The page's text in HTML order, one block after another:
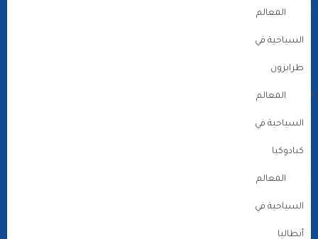
المعالم
السياحية في
طرابزون
المعالم
السياحية في
كبادوكيا
المعالم
السياحية في
أنطاليا